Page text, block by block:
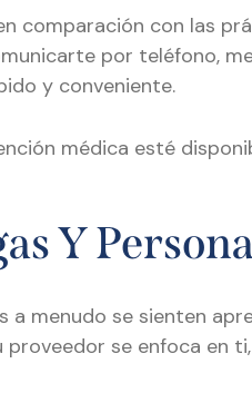
comparación con las
por teléfono,
y conveniente.
médica esté
Y
a menudo se sienten
proveedor se enfoca en